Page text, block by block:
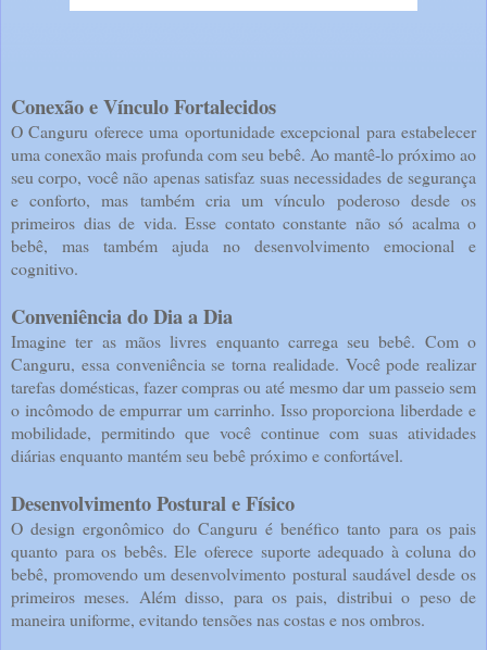
Conexão e Vínculo Fortalecidos
O Canguru oferece uma oportunidade excepcional para estabelecer
uma conexão mais profunda com seu bebê. Ao mantê-lo próximo ao
seu corpo, você não apenas satisfaz suas necessidades de segurança
e conforto, mas também cria um vínculo poderoso desde os
primeiros dias de vida. Esse contato constante não só acalma o
bebê, mas também ajuda no desenvolvimento emocional e
cognitivo.
Conveniência do Dia a Dia
Imagine ter as mãos livres enquanto carrega seu bebê. Com o
Canguru, essa conveniência se torna realidade. Você pode realizar
tarefas domésticas, fazer compras ou até mesmo dar um passeio sem
o incômodo de empurrar um carrinho. Isso proporciona liberdade e
mobilidade, permitindo que você continue com suas atividades
diárias enquanto mantém seu bebê próximo e confortável.
Desenvolvimento Postural e Físico
O design ergonômico do Canguru é benéfico tanto para os pais
quanto para os bebês. Ele oferece suporte adequado à coluna do
bebê, promovendo um desenvolvimento postural saudável desde os
primeiros meses. Além disso, para os pais, distribui o peso de
maneira uniforme, evitando tensões nas costas e nos ombros.